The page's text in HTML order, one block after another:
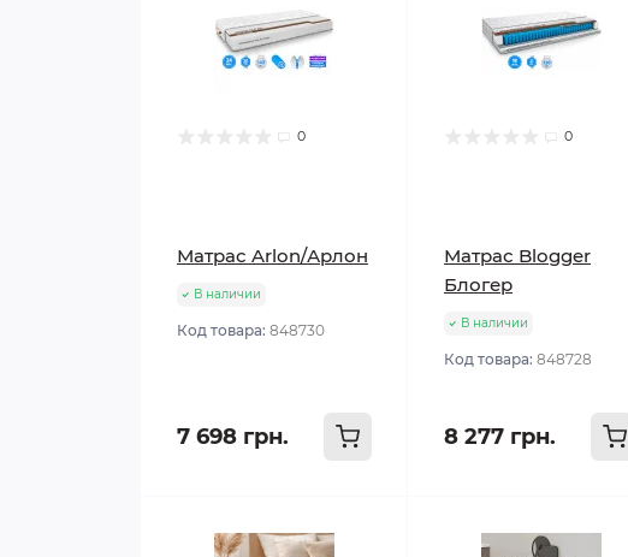
0
Матрас Arlon/Арлон
В наличии
Код товара: 848730
7 698 грн.
0
Матрас Blogger
Блогер
В наличии
Код товара: 848728
8 277 грн.